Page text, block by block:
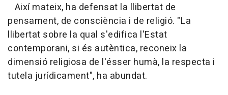
Així mateix, ha defensat la llibertat de
pensament, de consciència i de religió. "La
llibertat sobre la qual s'edifica l'Estat
contemporani, si és autèntica, reconeix la
dimensió religiosa de l'ésser humà, la respecta i
tutela jurídicament", ha abundat.